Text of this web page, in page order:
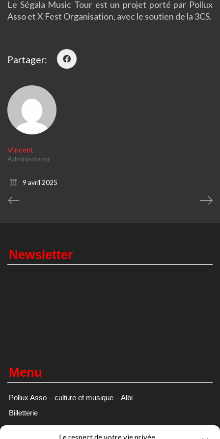
Le respect de votre vie privée
Le Ségala Music Tour est un projet porté par Pollux
Asso et X Fest Organisation, avec le soutien de la 3CS.
Partager:
Vincent
Administrator
9 avril 2025
Newsletter
Menu
Pollux Asso – culture et musique – Albi
Billetterie
Evenements/Concerts